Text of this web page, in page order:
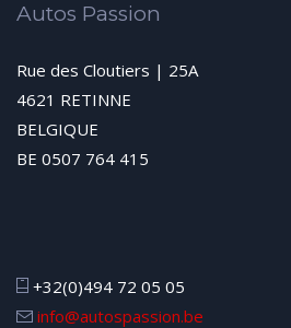
Autos Passion
Rue des Cloutiers | 25A
4621 RETINNE
BELGIQUE
BE 0507 764 415
+32(0)494 72 05 05
info@autospassion.be